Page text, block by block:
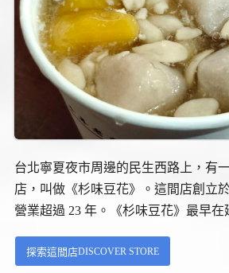
台北寧夏夜市周邊的民生西路上，有
店，叫做《杉味豆花》。這間店創立
營業超過 23 年。《杉味豆花》最早
鐘，位置就在寧夏夜市和承德路之間很
探索這間店DISCOVER STORE